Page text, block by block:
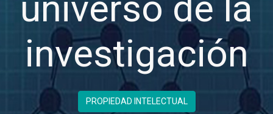
investigación
PROPIEDAD INTELECTUAL